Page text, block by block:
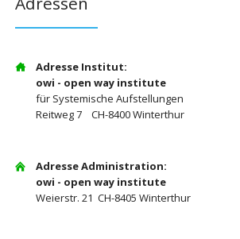
Adresse Institut:
owi - open way institute
für Systemische Aufstellungen
Reitweg 7 CH-8400 Winterthur
Adresse Administration:
owi - open way institute
Weierstr. 21 CH-8405 Winterthur